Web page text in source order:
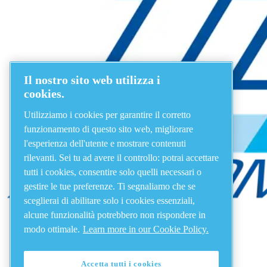
Il nostro sito web utilizza i
cookies.
Utilizziamo i cookies per garantire il corretto
funzionamento di questo sito web, migliorare
l'esperienza dell'utente e mostrare contenuti
rilevanti. Sei tu ad avere il controllo: potrai accettare
tutti i cookies, consentire solo quelli necessari o
gestire le tue preferenze. Ti segnaliamo che se
sceglierai di abilitare solo i cookies essenziali,
alcune funzionalità potrebbero non rispondere in
modo ottimale. Learn more in our Cookie Policy.
Accetta tutti i cookies